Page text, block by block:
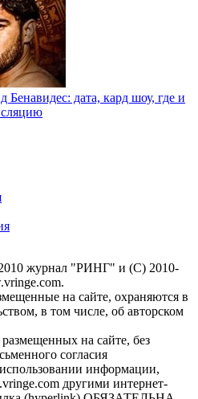
дата, кард шоу, где и
журнал "РИНГ" и (С) 2010-
на сайте, охраняются в
в том числе, об авторском
на сайте, без
согласия
информации,
другими интернет-